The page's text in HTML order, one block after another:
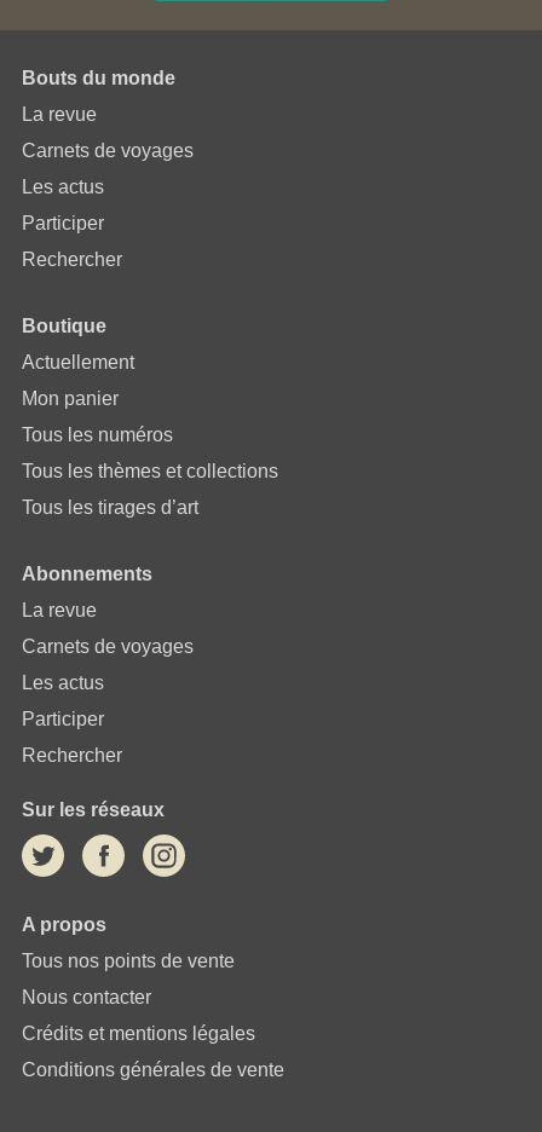
Bouts du monde
La revue
Carnets de voyages
Les actus
Participer
Rechercher
Boutique
Actuellement
Mon panier
Tous les numéros
Tous les thèmes et collections
Tous les tirages d’art
Abonnements
La revue
Carnets de voyages
Les actus
Participer
Rechercher
Sur les réseaux
A propos
Tous nos points de vente
Nous contacter
Crédits et mentions légales
Conditions générales de vente